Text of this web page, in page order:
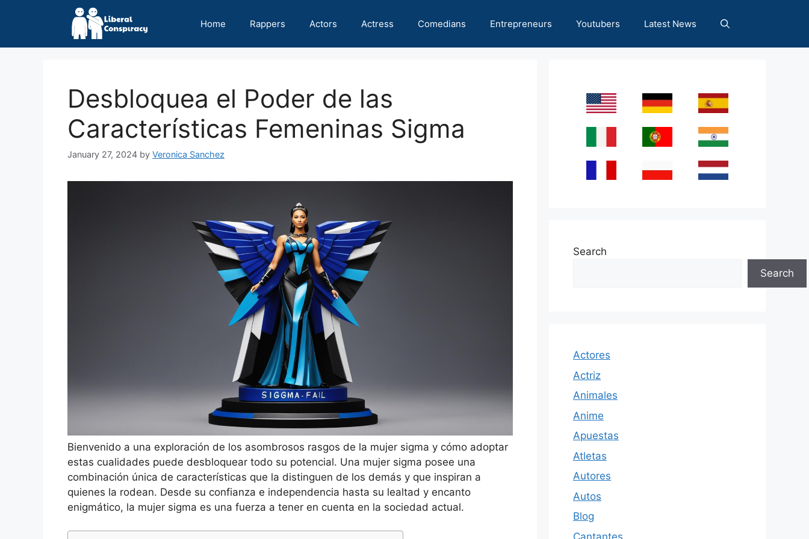
Home Rappers Actors Actress Comedians Entrepreneurs Youtubers Latest News
Desbloquea el Poder de las
Características Femeninas Sigma
January 27, 2024 by Veronica Sanchez
Bienvenido a una exploración de los asombrosos rasgos de la mujer sigma y cómo adoptar
estas cualidades puede desbloquear todo su potencial. Una mujer sigma posee una
combinación única de características que la distinguen de los demás y que inspiran a
quienes la rodean. Desde su confianza e independencia hasta su lealtad y encanto
enigmático, la mujer sigma es una fuerza a tener en cuenta en la sociedad actual.
Search
Search
Actores
Actriz
Animales
Anime
Apuestas
Atletas
Autores
Autos
Blog
Cantantes